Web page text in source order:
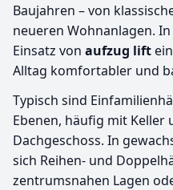
Baujahren – von
neueren Wohnanlagen.
Einsatz von aufzug lift
Alltag komfortabler und
Typisch sind
Ebenen, häufig mit Keller
Dachgeschoss. In
sich Reihen- und
zentrumsnahen Lagen